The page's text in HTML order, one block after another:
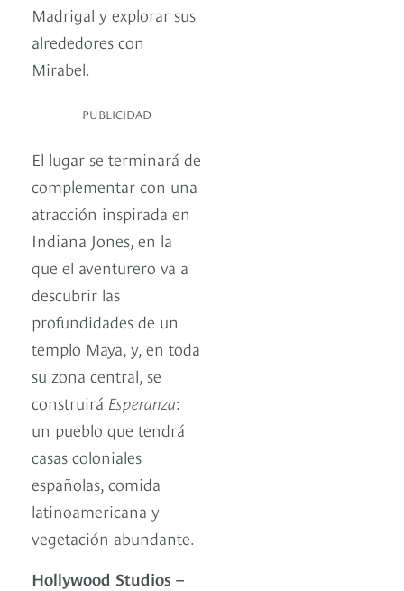
Madrigal y explorar sus
alrededores con
Mirabel.
PUBLICIDAD
El lugar se terminará de
complementar con una
atracción inspirada en
Indiana Jones, en la
que el aventurero va a
descubrir las
profundidades de un
templo Maya, y, en toda
su zona central, se
construirá Esperanza:
un pueblo que tendrá
casas coloniales
españolas, comida
latinoamericana y
vegetación abundante.
Hollywood Studios –